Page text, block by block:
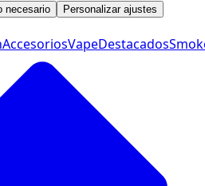
necesario Personalizar ajustes
AccesoriosVapeDestacados